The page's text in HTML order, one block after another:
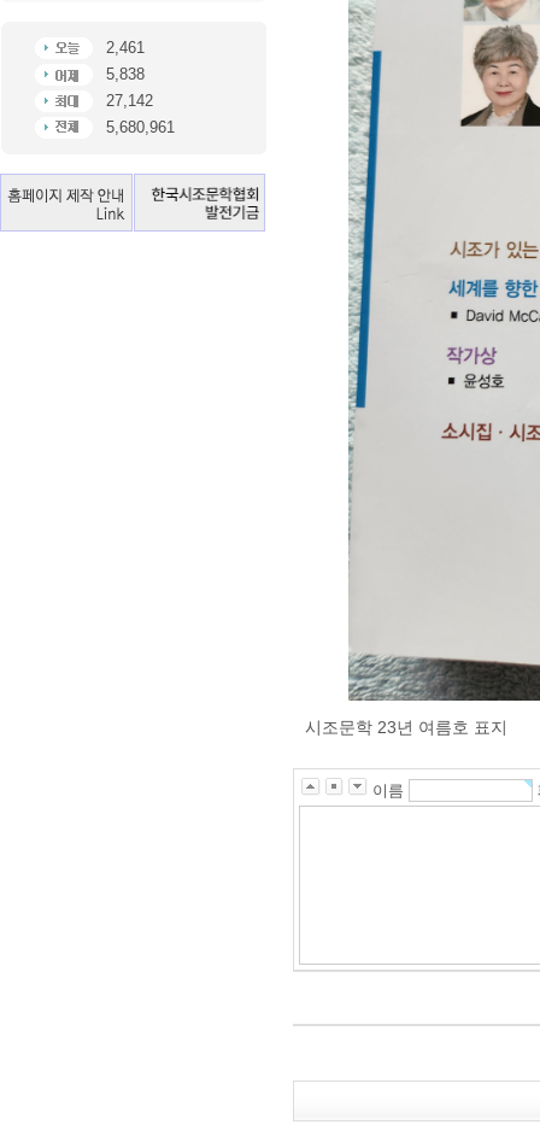
2,461
5,838
27,142
5,680,961
시조문학 23년 여름호 표지
이름